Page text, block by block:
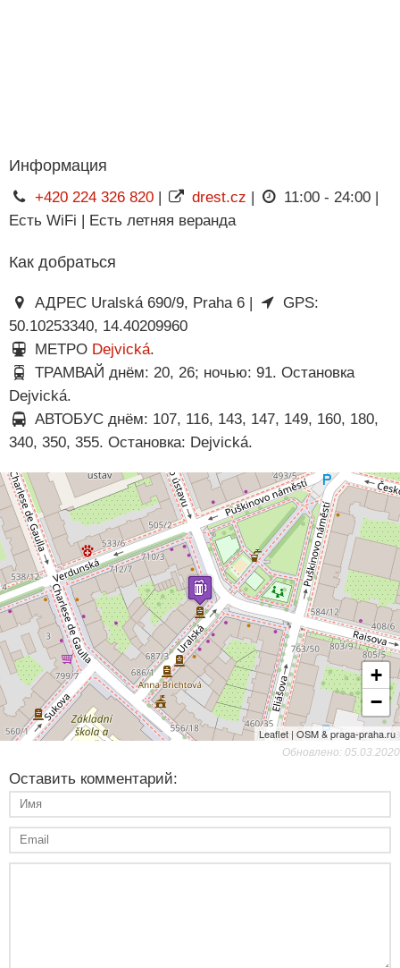
Информация
+420 224 326 820| drest.cz |
11:00 - 24:00 |
Есть WiFi | Есть летняя веранда
Как добраться
АДРЕС Uralská 690/9, Praha 6 |
GPS:
50.10253340, 14.40209960
МЕТРО Dejvická.
ТРАМВАЙ днём: 20, 26; ночью: 91. Остановка
Dejvická.
АВТОБУС днём: 107, 116, 143, 147, 149, 160, 180,
340, 350, 355. Остановка: Dejvická.
+
−
Leaflet | OSM & praga-praha.ru
Обновлено: 05.03.2020
Оставить комментарий: